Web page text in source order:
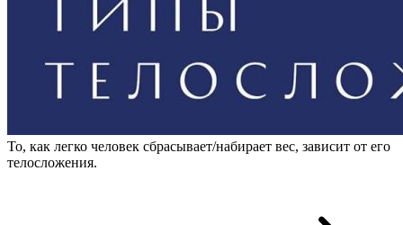
То, как легко человек сбрасывает/набирает вес, зависит от его
телосложения.